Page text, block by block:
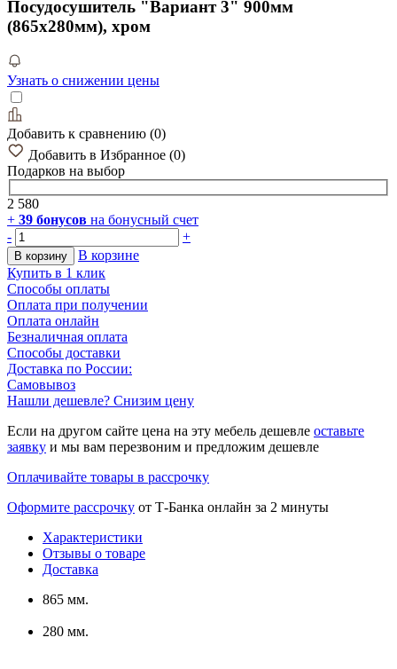
Посудосушитель "Вариант 3" 900мм
(865х280мм), хром
Узнать о снижении цены
Добавить к сравнению (0)
Добавить в Избранное (0)
Подарков на выбор
2 580
+ 39 бонусов на бонусный счет
-
+
В корзину
В корзине
Купить в 1 клик
Способы оплаты
Оплата при получении
Оплата онлайн
Безналичная оплата
Способы доставки
Доставка по России:
Самовывоз
Нашли дешевле? Снизим цену
Если на другом сайте цена на эту мебель дешевле оставьте
заявку и мы вам перезвоним и предложим дешевле
Оплачивайте товары в рассрочку
Оформите рассрочку от Т-Банка онлайн за 2 минуты
Характеристики
Отзывы о товаре
Доставка
865 мм.
280 мм.